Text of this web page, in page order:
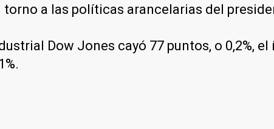
a las políticas arancelarias del
Dow Jones cayó 77 puntos, o 0,2%, el